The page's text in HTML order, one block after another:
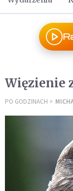
Więzienie
PO GODZINACH